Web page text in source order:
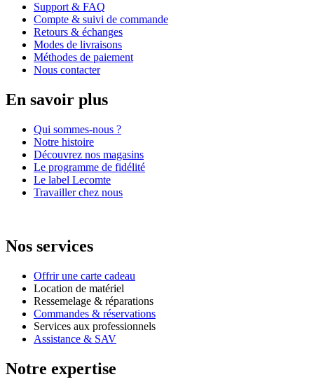
Support & FAQ
Compte & suivi de commande
Retours & échanges
Modes de livraisons
Méthodes de paiement
Nous contacter
En savoir plus
Qui sommes-nous ?
Notre histoire
Découvrez nos magasins
Le programme de fidélité
Le label Lecomte
Travailler chez nous
Nos services
Offrir une carte cadeau
Location de matériel
Ressemelage & réparations
Commandes & réservations
Services aux professionnels
Assistance & SAV
Notre expertise